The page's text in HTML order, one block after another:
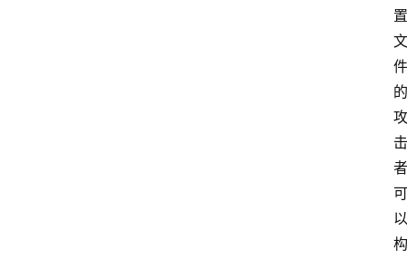
置
文
件
的
攻
击
者
可
以
构